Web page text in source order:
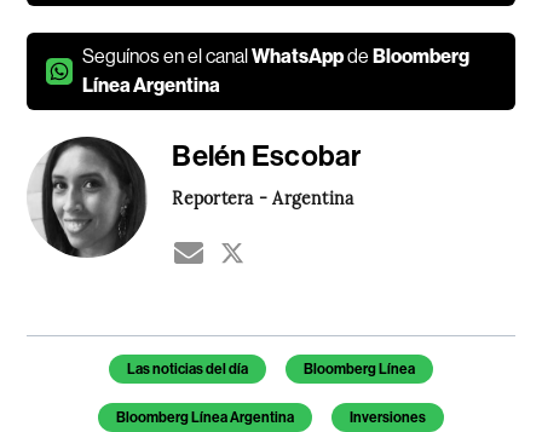
Seguínos en el canalWhatsAppdeBloomberg
Línea Argentina
Belén Escobar
Reportera - Argentina
Temas de este artículo
Las noticias del día Bloomberg Línea
Bloomberg Línea Argentina Inversiones